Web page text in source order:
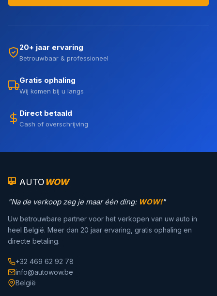
20+ jaar ervaring
Betrouwbaar & professioneel
Gratis ophaling
Wij komen bij u langs
Direct betaald
Cash of overschrijving
AUTOWOW
"Na de verkoop zeg je maar één ding: WOW!"
Uw betrouwbare partner voor het verkopen van uw auto in
heel België. Meer dan 20 jaar ervaring, gratis ophaling en
directe betaling.
+32 469 62 92 78
info@autowow.be
België